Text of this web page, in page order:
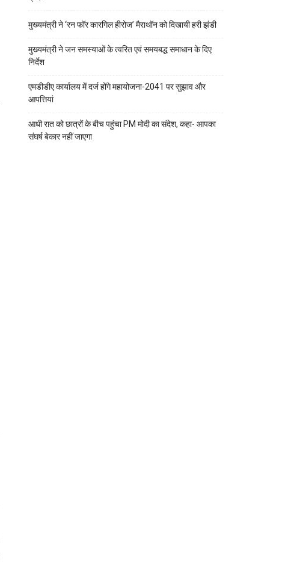
मुख्यमंत्री ने ‘रन फॉर कारगिल हीरोज’ मैराथॉन को दिखायी हरी झंडी
मुख्यमंत्री ने जन समस्याओं के त्वरित एवं समयबद्ध समाधान के दिए
निर्देश
एमडीडीए कार्यालय में दर्ज होंगे महायोजना-2041 पर सुझाव और
आपत्तियां
आधी रात को छात्रों के बीच पहुंचा PM मोदी का संदेश, कहा- आपका
संघर्ष बेकार नहीं जाएगा